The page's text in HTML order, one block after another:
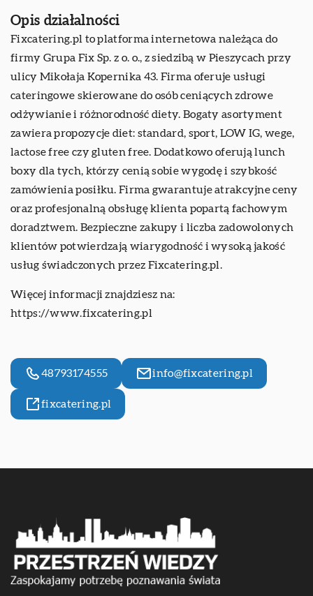
Opis działalności
Fixcatering.pl to platforma internetowa należąca do
firmy Grupa Fix Sp. z o. o., z siedzibą w Pieszycach przy
ulicy Mikołaja Kopernika 43. Firma oferuje usługi
cateringowe skierowane do osób ceniących zdrowe
odżywianie i różnorodność diety. Bogaty asortyment
zawiera propozycje diet: standard, sport, LOW IG, wege,
lactose free czy gluten free. Dodatkowo oferują lunch
boxy dla tych, którzy cenią sobie wygodę i szybkość
zamówienia posiłku. Firma gwarantuje atrakcyjne ceny
oraz profesjonalną obsługę klienta popartą fachowym
doradztwem. Bezpieczne zakupy i liczba zadowolonych
klientów potwierdzają wiarygodność i wysoką jakość
usług świadczonych przez Fixcatering.pl.
Więcej informacji znajdziesz na:
https://www.fixcatering.pl
48793174555 info@fixcatering.pl
fixcatering.pl